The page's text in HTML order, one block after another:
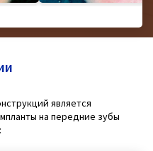
является
на передние зубы